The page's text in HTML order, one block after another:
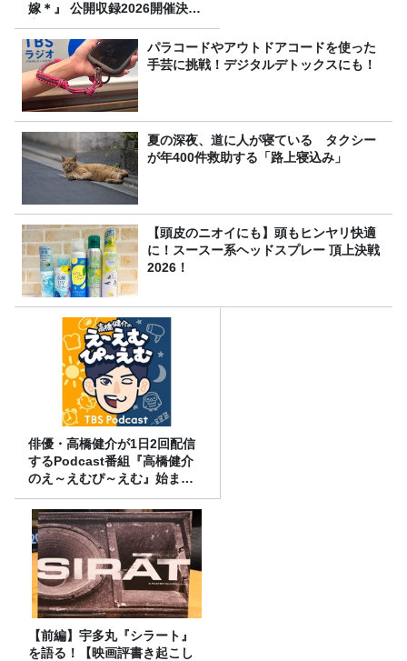
嫁＊』 公開収録2026開催決
定！
パラコードやアウトドアコードを使った
手芸に挑戦！デジタルデトックスにも！
夏の深夜、道に人が寝ている タクシー
が年400件救助する「路上寝込み」
【頭皮のニオイにも】頭もヒンヤリ快適
に！スースー系ヘッドスプレー 頂上決戦
2026！
俳優・高橋健介が1日2回配信
するPodcast番組『高橋健介
のえ～えむぴ～えむ』始まり
ます
【前編】宇多丸『シラート』
を語る！【映画評書き起こし